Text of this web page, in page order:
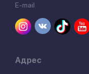
E-mail
Адрес